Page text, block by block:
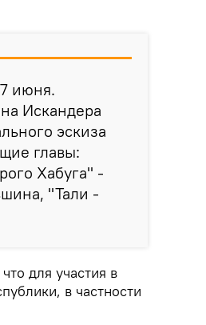
июня.
Искандера
эскиза
главы:
Хабуга" -
"Тали -
для участия в
в частности